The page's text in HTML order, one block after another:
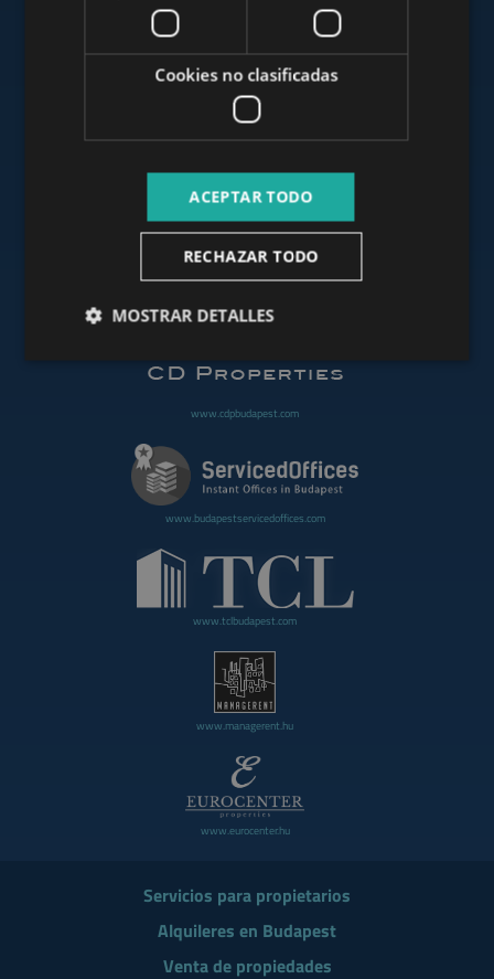
www.mybudapesthome.com
www.budapestluxuryapartments.hu
www.budapestoffices.net
www.budapestpropertysellers.com
www.cdpbudapest.com
www.budapestservicedoffices.com
www.tclbudapest.com
www.managerent.hu
www.eurocenter.hu
Servicios para propietarios
Alquileres en Budapest
Venta de propiedades
Cookies no clasificadas
ACEPTAR TODO
RECHAZAR TODO
MOSTRAR DETALLES